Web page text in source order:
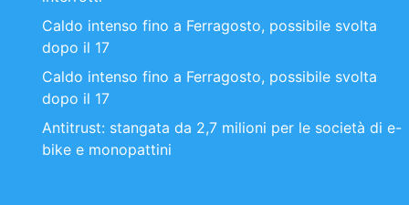
Caldo intenso fino a Ferragosto, possibile svolta
dopo il 17
Caldo intenso fino a Ferragosto, possibile svolta
dopo il 17
Antitrust: stangata da 2,7 milioni per le società di e-
bike e monopattini